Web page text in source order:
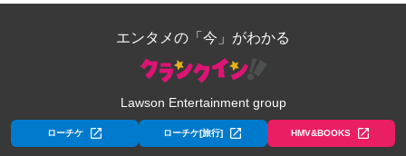
エンタメの「今」がわかる
Lawson Entertainment group
ローチケ ローチケ[旅行] HMV&BOOKS